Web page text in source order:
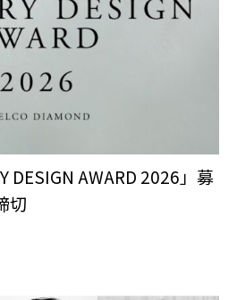
DESIGN AWARD 2026」募
切